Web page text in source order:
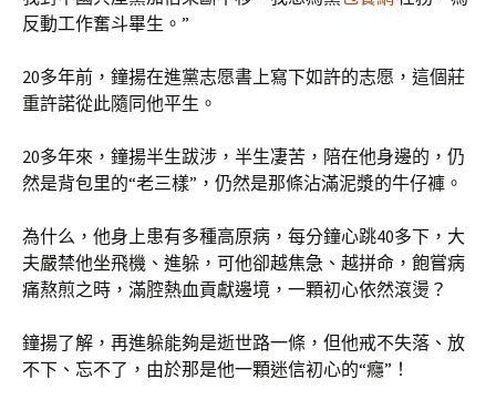
反動工作奮斗畢生。”
20多年前，鐘揚在進黨志愿書上寫下如許的志愿，這個莊
重許諾從此隨同他平生。
20多年來，鐘揚半生跋涉，半生凄苦，陪在他身邊的，仍
然是背包里的“老三樣”，仍然是那條沾滿泥漿的牛仔褲。
為什么，他身上患有多種高原病，每分鐘心跳40多下，大
夫嚴禁他坐飛機、進躲，可他卻越焦急、越拼命，飽嘗病
痛熬煎之時，滿腔熱血貢獻邊境，一顆初心依然滾燙？
鐘揚了解，再進躲能夠是逝世路一條，但他戒不失落、放
不下、忘不了，由於那是他一顆迷信初心的“癮”！